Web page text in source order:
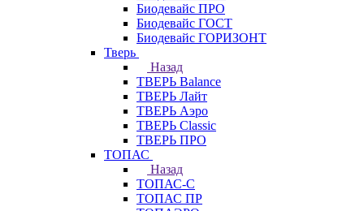
Биодевайс ПРО
Биодевайс ГОСТ
Биодевайс ГОРИЗОНТ
Тверь
Назад
ТВЕРЬ Balance
ТВЕРЬ Лайт
ТВЕРЬ Аэро
ТВЕРЬ Classic
ТВЕРЬ ПРО
ТОПАС
Назад
ТОПАС-С
ТОПАС ПР